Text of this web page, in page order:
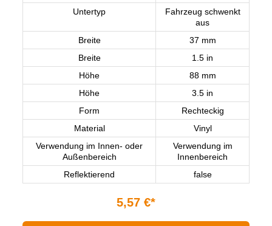
Untertyp
Fahrzeug schwenkt
aus
Breite
37 mm
Breite
1.5 in
Höhe
88 mm
Höhe
3.5 in
Form
Rechteckig
Material
Vinyl
Verwendung im Innen- oder
Außenbereich
Verwendung im
Innenbereich
Reflektierend
false
5,57 €*